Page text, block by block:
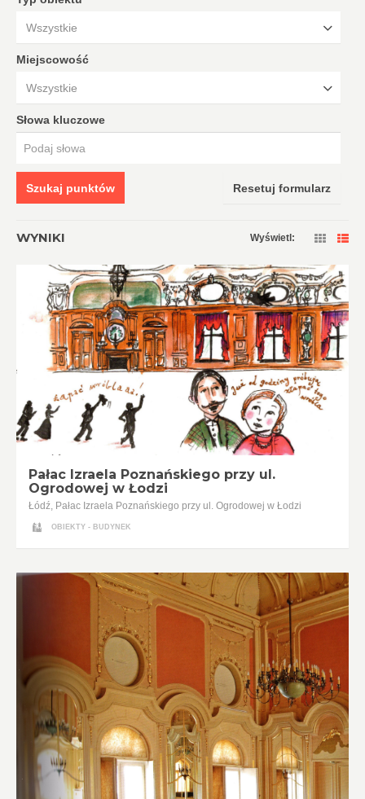
Wszystkie
Miejscowość
Wszystkie
Słowa kluczowe
Szukaj punktów Resetuj formularz
WYNIKI Wyświetl:
Pałac Izraela Poznańskiego przy ul.
Ogrodowej w Łodzi
Łódź, Pałac Izraela Poznańskiego przy ul. Ogrodowej w Łodzi
OBIEKTY - BUDYNEK